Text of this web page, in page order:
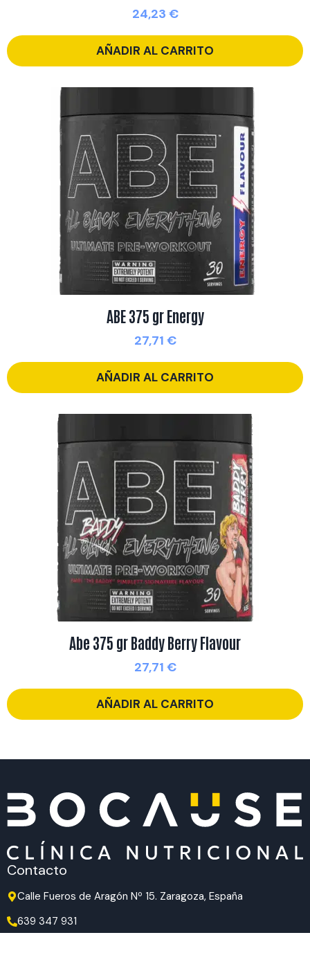
24,23 €
AÑADIR AL CARRITO
ABE 375 gr Energy
27,71 €
AÑADIR AL CARRITO
Abe 375 gr Baddy Berry Flavour
27,71 €
AÑADIR AL CARRITO
Contacto
Calle Fueros de Aragón Nº 15. Zaragoza, España
639 347 931